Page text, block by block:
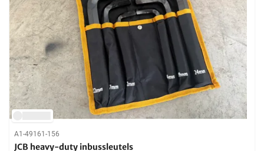
A1-49161-156
JCB heavy-duty inbussleutels